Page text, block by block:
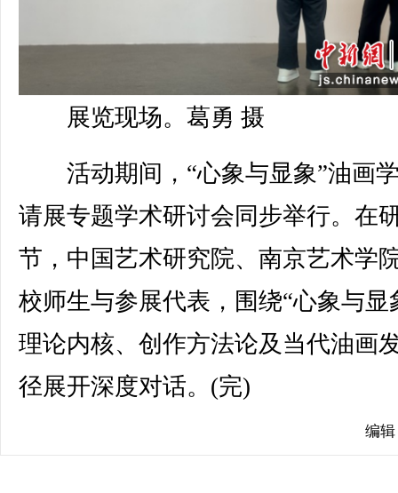
展览现场。葛勇 摄
活动期间，“心象与显象”油画
请展专题学术研讨会同步举行。在
节，中国艺术研究院、南京艺术学
校师生与参展代表，围绕“心象与显
理论内核、创作方法论及当代油画
径展开深度对话。(完)
编